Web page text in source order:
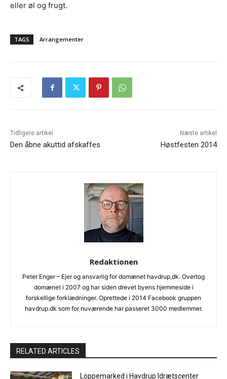
eller øl og frugt.
TAGS Arrangementer
Tidligere artikel
Den åbne akuttid afskaffes
Næste artikel
Høstfesten 2014
Redaktionen
Peter Enger – Ejer og ansvarlig for domænet havdrup.dk. Overtog
domænet i 2007 og har siden drevet byens hjemmeside i
forskellige forklædninger. Oprettede i 2014 Facebook gruppen
havdrup.dk som for nuværende har passeret 3000 medlemmer.
RELATED ARTICLES
Loppemarked i Havdrup Idrætscenter